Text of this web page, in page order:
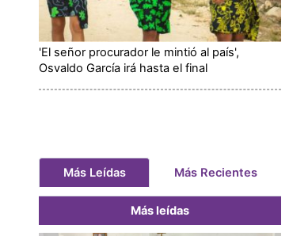
'El señor procurador le mintió al país',
Osvaldo García irá hasta el final
Más Leídas Más Recientes
Más leídas